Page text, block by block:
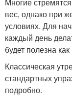
вес, однако при
условиях. Для
каждый день
будет полезна
Классическая
стандартных
подробно.